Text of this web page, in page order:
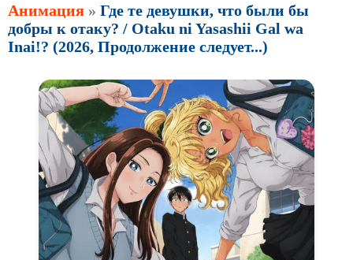
Анимация » Где те девушки, что были бы
добры к отаку? / Otaku ni Yasashii Gal wa
Inai!? (2026, Продолжение следует...)